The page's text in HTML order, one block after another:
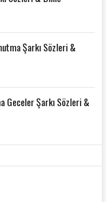
Şarkı Sözleri &
Geceler Şarkı Sözleri &